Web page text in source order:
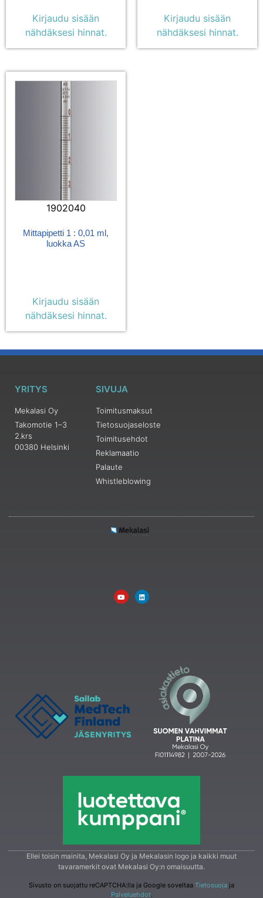
Kirjaudu sisään
nähdäksesi hinnat.
Kirjaudu sisään
nähdäksesi hinnat.
1902040
Mittapipetti 1 : 0,01 ml,
luokka AS
Kirjaudu sisään
nähdäksesi hinnat.
YRITYS
Mekalasi Oy
Takomotie 1–3
2.krs
00380 Helsinki
SIVUJA
Toimitusmaksut
Tietosuojaseloste
Toimitusehdot
Reklamaatio
Palaute
Whistleblowing
Ellei toisin mainita, Mekalasi Oy ja Mekalasin logo ja kaikki muut
tavaramerkit ovat Mekalasi Oy:n omaisuutta.
Sivusto on suojattu reCAPTCHA:lla ja Google soveltaa Tietosuoja ja
Palveluehdot.